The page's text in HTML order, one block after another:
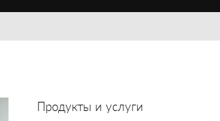
Продукты и услуги